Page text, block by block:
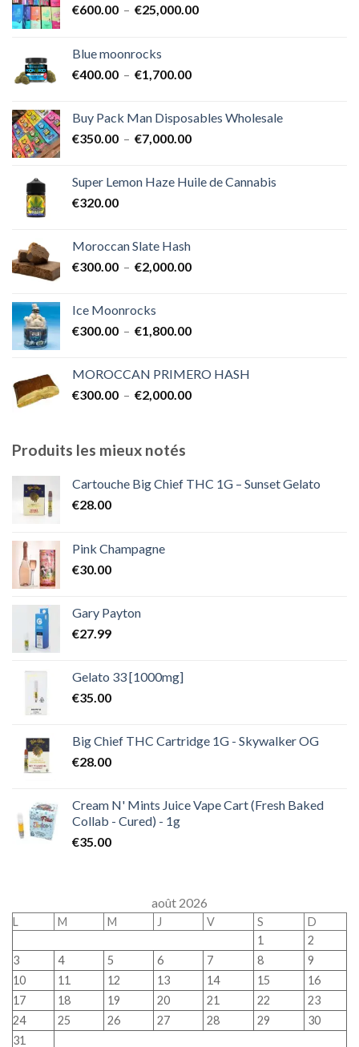
€600.00 – €25,000.00Plage
Blue moonrocks
€400.00 – €1,700.00Plage
€400.00
à
Buy Pack Man Disposables Wholesale
€350.00 – €7,000.00Plage
€350.00
Super Lemon Haze Huile de Cannabis
€320.00
Moroccan Slate Hash
€300.00 – €2,000.00Plage
à
Ice Moonrocks
€300.00 – €1,800.00Plage
€300.00
à
MOROCCAN PRIMERO HASH
€300.00 – €2,000.00Plage
€2,000.00
Produits les mieux notés
Cartouche Big Chief THC 1G – Sunset Gelato
€28.00
Pink Champagne
€30.00
Gary Payton
€27.99
Gelato 33 [1000mg]
€35.00
Big Chief THC Cartridge 1G - Skywalker OG
€28.00
Cream N' Mints Juice Vape Cart (Fresh Baked
Collab - Cured) - 1g
€35.00
août 2026
L M M J V S
D
1
2
3
4 5 6 7 8
9
10
11 12 13 14 15
16
17
18 19 20 21 22
23
24
25 26 27 28 29
30
31